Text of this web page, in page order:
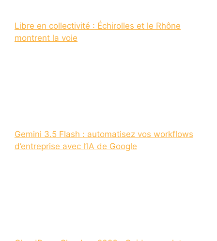
Libre en collectivité : Échirolles et le Rhône
montrent la voie
Gemini 3.5 Flash : automatisez vos workflows
d’entreprise avec l’IA de Google